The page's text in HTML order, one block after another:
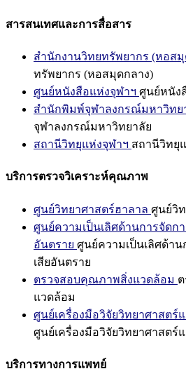
สารสนเทศและการสื่อสาร
สำนักงานวิทยทรัพยากร (หอสมุ
ทรัพยากร (หอสมุดกลาง)
ศูนย์หนังสือแห่งจุฬาฯ ศูนย์หนัง
สำนักพิมพ์จุฬาลงกรณ์มหาวิทย
จุฬาลงกรณ์มหาวิทยาลัย
สถานีวิทยุแห่งจุฬาฯ สถานีวิทยุ
บริการตรวจวิเคราะห์คุณภาพ
ศูนย์วิทยาศาสตร์ฮาลาล ศูนย์วิ
ศูนย์ความเป็นเลิศด้านการจัดก
อันตราย ศูนย์ความเป็นเลิศด้า
เสียอันตราย
ตรวจสอบคุณภาพสิ่งแวดล้อม
แวดล้อม
ศูนย์เครื่องมือวิจัยวิทยาศาสตร์
ศูนย์เครื่องมือวิจัยวิทยาศาสตร์
บริการทางการแพทย์